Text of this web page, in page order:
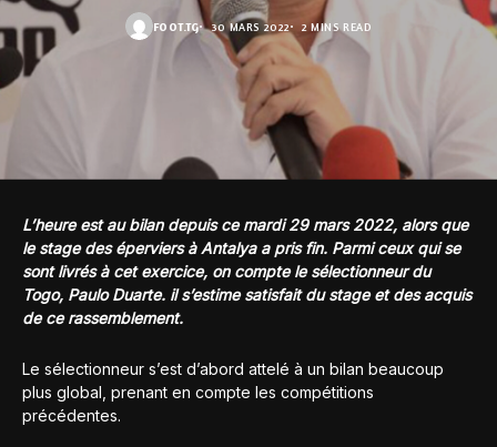
FOOT.TG 30 MARS 2022 2 MINS READ
L’heure est au bilan depuis ce mardi 29 mars 2022, alors que
le stage des éperviers à Antalya a pris fin. Parmi ceux qui se
sont livrés à cet exercice, on compte le sélectionneur du
Togo, Paulo Duarte. il s’estime satisfait du stage et des acquis
de ce rassemblement.
Le sélectionneur s’est d’abord attelé à un bilan beaucoup
plus global, prenant en compte les compétitions
précédentes.